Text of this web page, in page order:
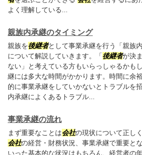
よく理解している...
親族内承継のタイミング
親族を後継者として事業承継を行う「親族
について解説していきます。「後継者が決
ない」と考えている方もいらっしゃるかも
継には多大な時間がかかります。時間に余
的に事業承継をしていかないとトラブルを
内承継によくあるトラブル...
事業承継の流れ
まず重要なことは会社の現状について正し
会社の経営・財務状況、事業承継で重要と
いった基本的な状況はもちろん、経営者の